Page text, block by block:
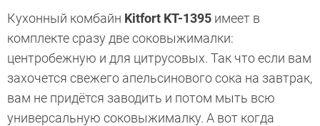
Кухонный комбайн Kitfort KT-1395 имеет в
комплекте сразу две соковыжималки:
центробежную и для цитрусовых. Так что если вам
захочется свежего апельсинового сока на завтрак,
вам не придётся заводить и потом мыть всю
универсальную соковыжималку. А вот когда